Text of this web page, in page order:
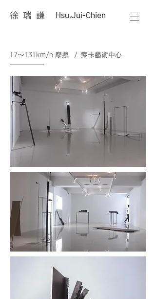
徐 瑞 謙 Hsu,Jui-Chien
17～131km/h 摩擦 / 索卡藝術中心